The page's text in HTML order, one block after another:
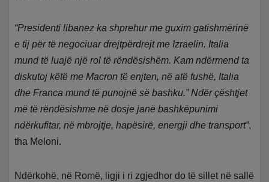
“Presidenti libanez ka shprehur me guxim gatishmërinë
e tij për të negociuar drejtpërdrejt me Izraelin. Italia
mund të luajë një rol të rëndësishëm. Kam ndërmend ta
diskutoj këtë me Macron të enjten, në atë fushë, Italia
dhe Franca mund të punojnë së bashku.” Ndër çështjet
më të rëndësishme në dosje janë bashkëpunimi
ndërkufitar, në mbrojtje, hapësirë, energji dhe transport”,
tha Meloni.
Ndërkohë, në Romë, ligji i ri zgjedhor do të sillet në sallë